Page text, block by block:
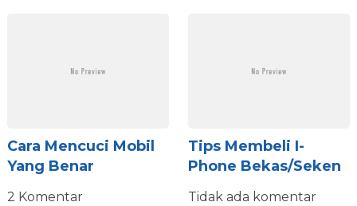
Cara Mencuci Mobil
Yang Benar
2 Komentar
Tips Membeli I-
Phone Bekas/seken
Tidak ada komentar